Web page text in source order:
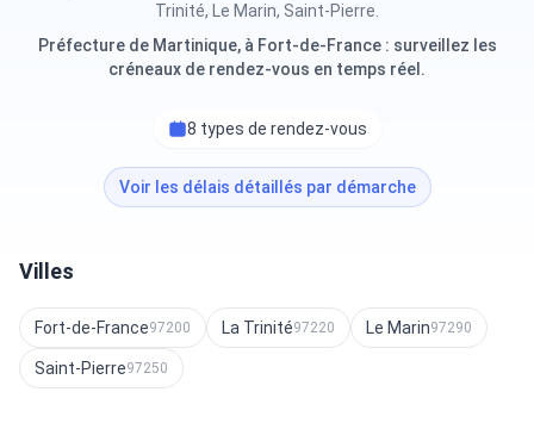
Trinité, Le Marin, Saint-Pierre.
Préfecture de Martinique, à Fort-de-France : surveillez les
créneaux de rendez-vous en temps réel.
8 types de rendez-vous
Voir les délais détaillés par démarche
Villes
Fort-de-France97200 La Trinité97220 Le Marin97290
Saint-Pierre97250